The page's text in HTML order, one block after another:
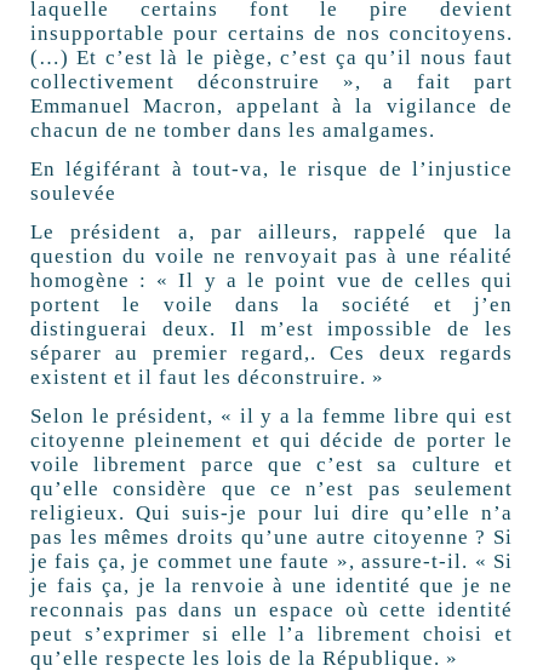
laquelle certains font le pire devient
insupportable pour certains de nos concitoyens.
(…) Et c’est là le piège, c’est ça qu’il nous faut
collectivement déconstruire », a fait part
Emmanuel Macron, appelant à la vigilance de
chacun de ne tomber dans les amalgames.
En légiférant à tout-va, le risque de l’injustice
soulevée
Le président a, par ailleurs, rappelé que la
question du voile ne renvoyait pas à une réalité
homogène : « Il y a le point vue de celles qui
portent le voile dans la société et j’en
distinguerai deux. Il m’est impossible de les
séparer au premier regard,. Ces deux regards
existent et il faut les déconstruire. »
Selon le président, « il y a la femme libre qui est
citoyenne pleinement et qui décide de porter le
voile librement parce que c’est sa culture et
qu’elle considère que ce n’est pas seulement
religieux. Qui suis-je pour lui dire qu’elle n’a
pas les mêmes droits qu’une autre citoyenne ? Si
je fais ça, je commet une faute », assure-t-il. « Si
je fais ça, je la renvoie à une identité que je ne
reconnais pas dans un espace où cette identité
peut s’exprimer si elle l’a librement choisi et
qu’elle respecte les lois de la République. »